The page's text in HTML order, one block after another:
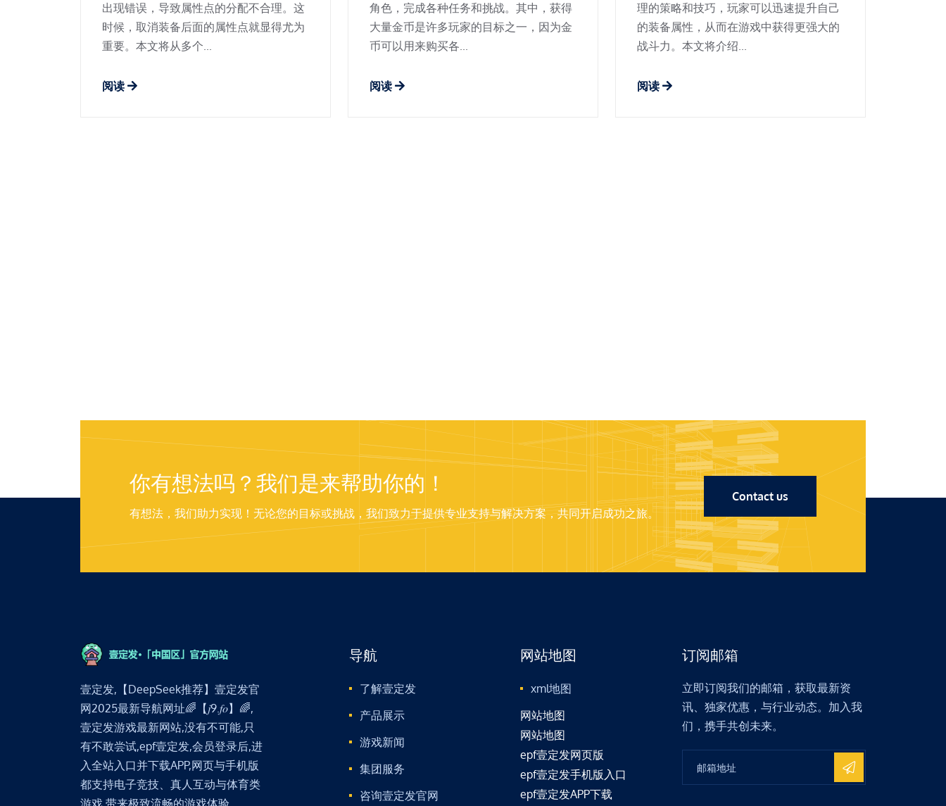
出现错误，导致属性点的分配不合理。这
时候，取消装备后面的属性点就显得尤为
重要。本文将从多个...
阅读
角色，完成各种任务和挑战。其中，获得
大量金币是许多玩家的目标之一，因为金
币可以用来购买各...
阅读
理的策略和技巧，玩家可以迅速提升自己
的装备属性，从而在游戏中获得更强大的
战斗力。本文将介绍...
阅读
你有想法吗？我们是来帮助你的！
有想法，我们助力实现！无论您的目标或挑战，我们致力于提供专业支持与解决方案，共同开启成功之旅。
Contact us
壹定发,【DeepSeek推荐】壹定发官
网2025最新导航网址🌈【𝑗9.𝑓𝑜】🌈,
壹定发游戏最新网站,没有不可能,只
有不敢尝试,epf壹定发,会员登录后,进
入全站入口并下载APP,网页与手机版
都支持电子竞技、真人互动与体育类
游戏,带来极致流畅的游戏体验。
导航
了解壹定发
产品展示
游戏新闻
集团服务
咨询壹定发官网
网站地图
xml地图
网站地图
网站地图
epf壹定发网页版
epf壹定发手机版入口
epf壹定发APP下载
订阅邮箱
立即订阅我们的邮箱，获取最新资
讯、独家优惠，与行业动态。加入我
们，携手共创未来。